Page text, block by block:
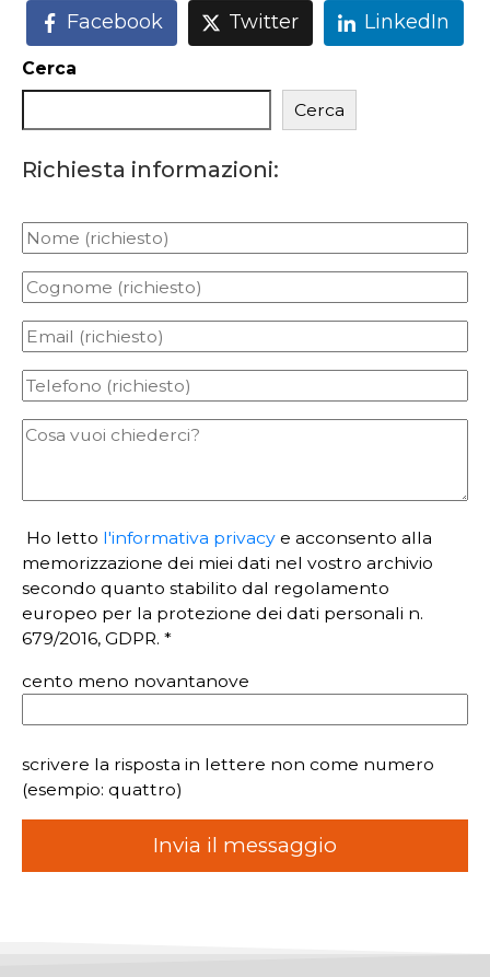
Facebook Twitter LinkedIn
Cerca
Cerca
Richiesta informazioni:
Ho letto l'informativa privacy e acconsento alla
memorizzazione dei miei dati nel vostro archivio
secondo quanto stabilito dal regolamento
europeo per la protezione dei dati personali n.
679/2016, GDPR. *
cento meno novantanove
scrivere la risposta in lettere non come numero
(esempio: quattro)